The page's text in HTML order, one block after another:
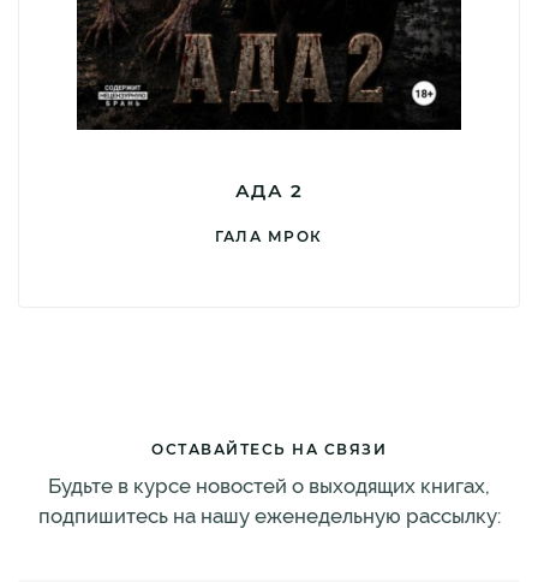
АДА 2
ГАЛА МРОК
ОСТАВАЙТЕСЬ НА СВЯЗИ
Будьте в курсе новостей о выходящих книгах,
подпишитесь на нашу еженедельную рассылку: